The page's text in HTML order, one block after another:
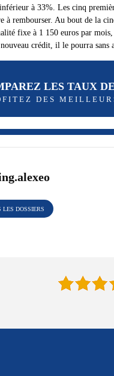
à 33%. Les cinq
à rembourser. Au bout de la
fixe à 1 150 euros par
crédit, il le pourra sans
LES TAUX
DES
LES DOSSIERS